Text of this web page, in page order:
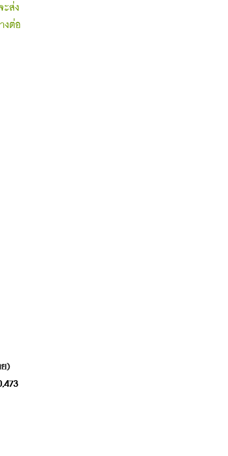
ะส่ง
งต่อ
)
10,473